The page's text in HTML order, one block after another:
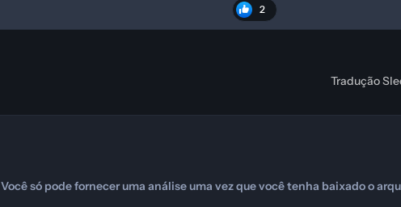
2
Tradução
Você só pode fornecer uma análise uma vez que você tenha baixado o